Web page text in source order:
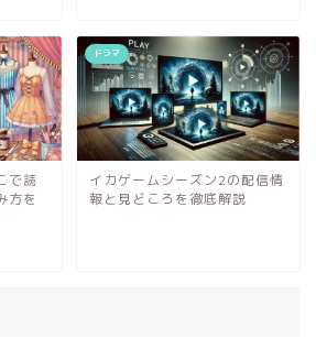
で読
方を
ドラマ
イカゲームシーズン2の配信情
報と見どころを徹底解説